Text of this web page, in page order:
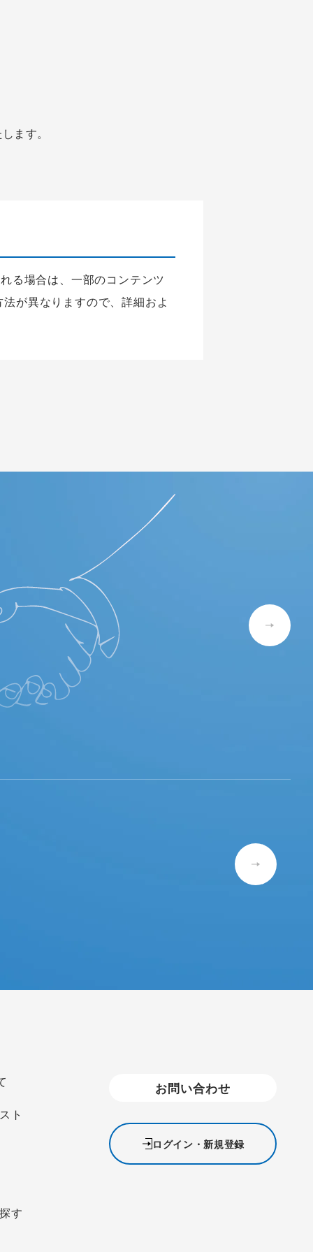
ます。
る場合は、一部のコンテンツ
が異なりますので、詳細およ
ト
す
お問い合わせ
ログイン・新規登録